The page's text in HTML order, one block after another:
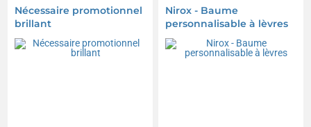
Nécessaire promotionnel
brillant
Nirox - Baume
personnalisable à lèvres